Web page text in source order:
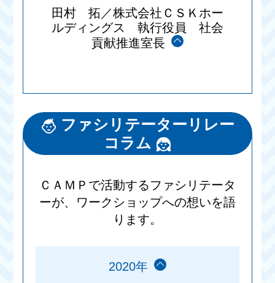
田村 拓／株式会社ＣＳＫホー
ルディングス 執行役員 社会
貢献推進室長
ファシリテーターリレー
コラム
ＣＡＭＰで活動するファシリテータ
ーが、ワークショップへの想いを語
ります。
2020年